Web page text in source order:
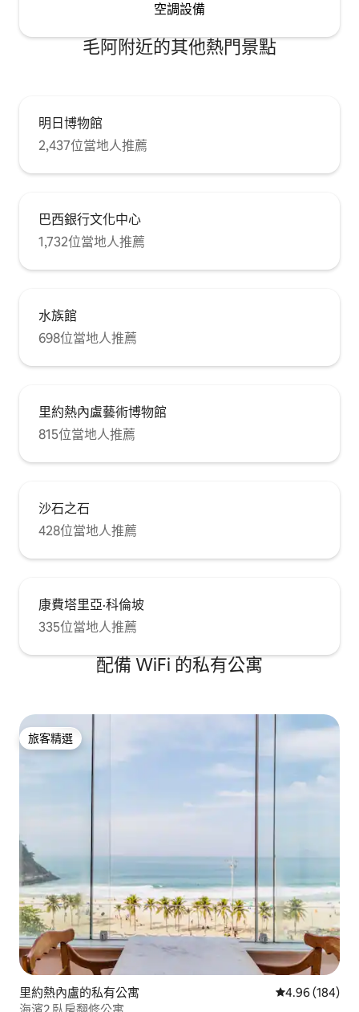
空調設備
毛阿附近的其他熱門景點
明日博物館
2,437位當地人推薦
巴西銀行文化中心
1,732位當地人推薦
水族館
698位當地人推薦
里約熱內盧藝術博物館
815位當地人推薦
沙石之石
428位當地人推薦
康費塔里亞·科倫坡
335位當地人推薦
配備 WiFi 的私有公寓
旅客精選
旅客精選
里約熱內盧的私有公寓 從 184 則評價
4.96 (184)